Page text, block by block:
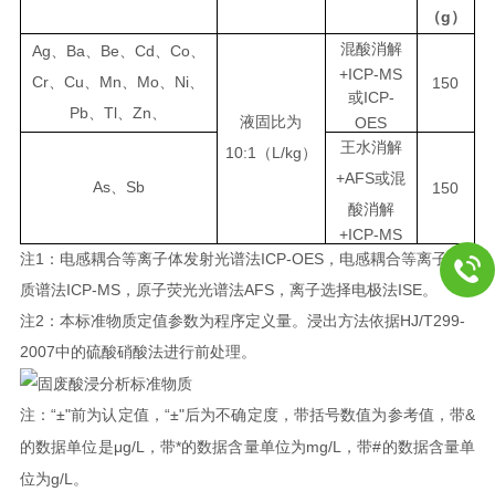
（g ）
Ag、 Ba、 Be、 Cd、 Co、
Cr、Cu、 Mn、 Mo、 Ni、
Pb、Tl、Zn、
液固比为
10:1 （ L/kg ）
混酸消解
+ICP-MS
或ICP-
OES
150
As、 Sb
王水消解
+AFS或混
酸消解
+ICP-MS
150
注1 ：电感耦合等离子体发射光谱法ICP-OES，电感耦合等离子体
质谱法ICP-MS，原子荧光光谱法AFS，离子选择电极法ISE。
注2 ：本标准物质定值参数为程序定义量。浸出方法依据HJ/T299-
2007中的硫酸硝酸法进行前处理。
注：“±"前为认定值， “±"后为不确定度，带括号数值为参考值，带&
的数据单位是μg/L ，带*的数据含量单位为mg/L ，带#的数据含量单
位为g/L 。